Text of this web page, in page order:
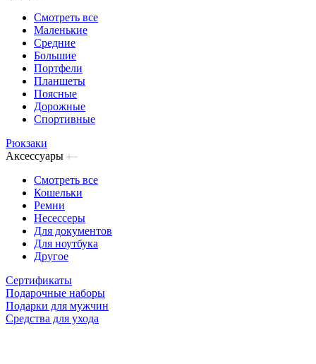
Смотреть все
Маленькие
Средние
Большие
Портфели
Планшеты
Поясные
Дорожные
Спортивные
Рюкзаки
Аксессуары
Смотреть все
Кошельки
Ремни
Несессеры
Для документов
Для ноутбука
Другое
Сертификаты
Подарочные наборы
Подарки для мужчин
Средства для ухода